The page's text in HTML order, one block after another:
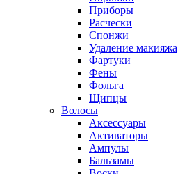
Приборы
Расчески
Спонжи
Удаление макияжа
Фартуки
Фены
Фольга
Щипцы
Волосы
Аксессуары
Активаторы
Ампулы
Бальзамы